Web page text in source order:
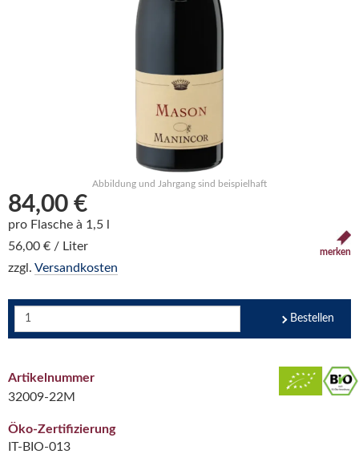
Abbildung und Jahrgang sind beispielhaft
84,00 €
pro Flasche à 1,5 l
56,00 € / Liter
zzgl. Versandkosten
merken
Bestellen
Artikelnummer
32009-22M
Öko-Zertifizierung
IT-BIO-013